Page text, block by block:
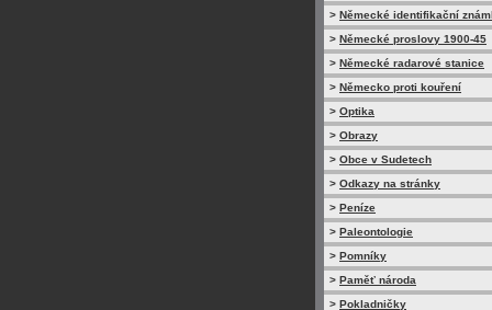
> Německé identifikační
> Německé proslovy 1900-45
> Německé radarové stanice
> Německo proti kouření
> Optika
> Obrazy
> Obce v Sudetech
> Odkazy na stránky
> Peníze
> Paleontologie
> Pomníky
> Paměť národa
> Pokladničky